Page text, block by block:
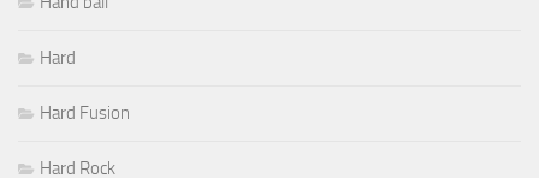
Hard
Hard Fusion
Hard Rock